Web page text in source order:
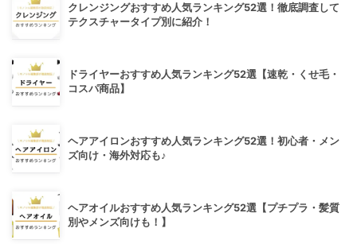
クレンジングおすすめ人気ランキング52選！徹底調査して
テクスチャータイプ別に紹介！
ドライヤーおすすめ人気ランキング52選【速乾・くせ毛・
コスパ商品】
ヘアアイロンおすすめ人気ランキング52選！初心者・メン
ズ向け・海外対応も♪
ヘアオイルおすすめ人気ランキング52選【プチプラ・髪質
別やメンズ向けも！】